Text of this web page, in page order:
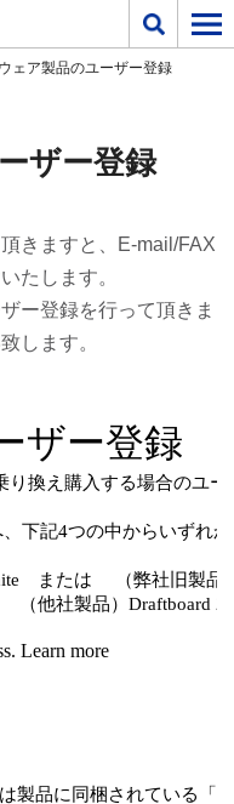
ェア製品のユーザー登録
ザー登録
きますと、E-mail/FAX
たします。
ー登録を行って頂きま
します。